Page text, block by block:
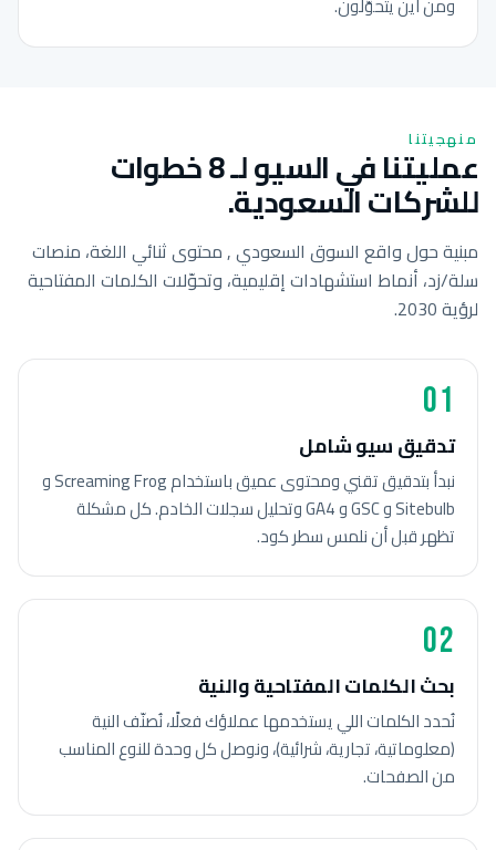
منهجيتنا
عمليتنا في السيو لـ 8 خطوات
للشركات السعودية.
مبنية حول واقع السوق السعودي , محتوى ثنائي اللغة، منصات
سلة/زد، أنماط استشهادات إقليمية، وتحوّلات الكلمات المفتاحية
لرؤية 2030.
01
تدقيق سيو شامل
نبدأ بتدقيق تقني ومحتوى عميق باستخدام Screaming Frog و
Sitebulb و GSC و GA4 وتحليل سجلات الخادم. كل مشكلة
تظهر قبل أن نلمس سطر كود.
02
بحث الكلمات المفتاحية والنية
نُحدد الكلمات اللي يستخدمها عملاؤك فعلًا، نُصنّف النية
(معلوماتية، تجارية، شرائية)، ونوصل كل وحدة للنوع المناسب
من الصفحات.